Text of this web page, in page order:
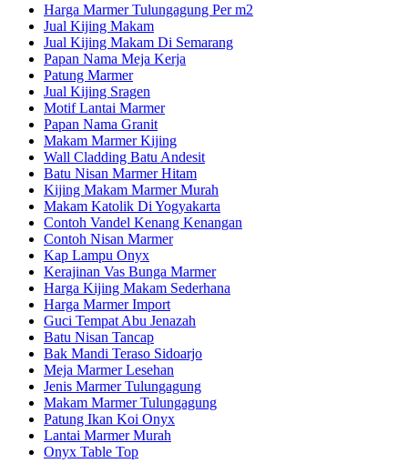
Harga Marmer Tulungagung Per m2
Jual Kijing Makam
Jual Kijing Makam Di Semarang
Papan Nama Meja Kerja
Patung Marmer
Jual Kijing Sragen
Motif Lantai Marmer
Papan Nama Granit
Makam Marmer Kijing
Wall Cladding Batu Andesit
Batu Nisan Marmer Hitam
Kijing Makam Marmer Murah
Makam Katolik Di Yogyakarta
Contoh Vandel Kenang Kenangan
Contoh Nisan Marmer
Kap Lampu Onyx
Kerajinan Vas Bunga Marmer
Harga Kijing Makam Sederhana
Harga Marmer Import
Guci Tempat Abu Jenazah
Batu Nisan Tancap
Bak Mandi Teraso Sidoarjo
Meja Marmer Lesehan
Jenis Marmer Tulungagung
Makam Marmer Tulungagung
Patung Ikan Koi Onyx
Lantai Marmer Murah
Onyx Table Top